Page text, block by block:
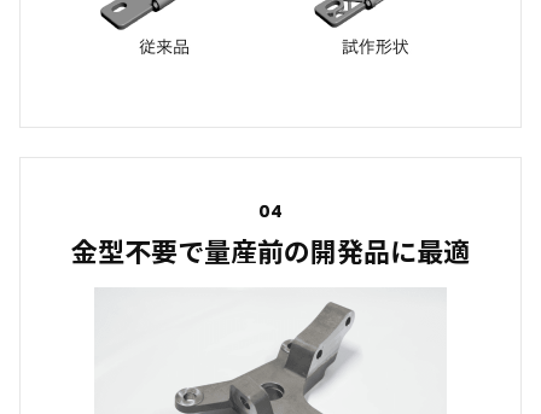
04
金型不要で量産前の開発品に最適